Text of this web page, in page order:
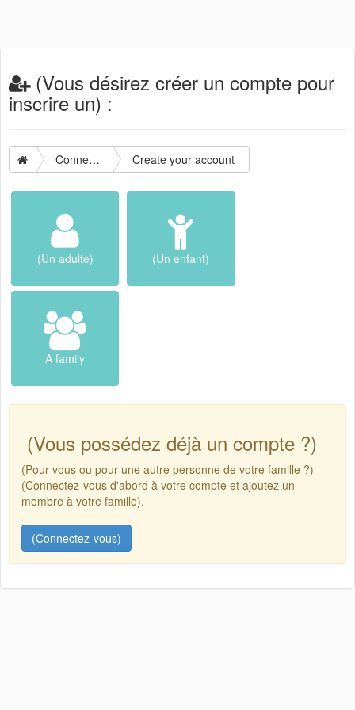
(Vous désirez créer un compte pour
inscrire un) :
Connection Create your account
(Un adulte) (Un enfant)
A family
(Vous possédez déjà un compte ?)
(Pour vous ou pour une autre personne de votre famille ?)
(Connectez-vous d'abord à votre compte et ajoutez un
membre à votre famille).
(Connectez-vous)